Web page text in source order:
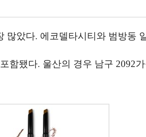
았다. 에코델타시티와 범방동
함됐다. 울산의 경우 남구